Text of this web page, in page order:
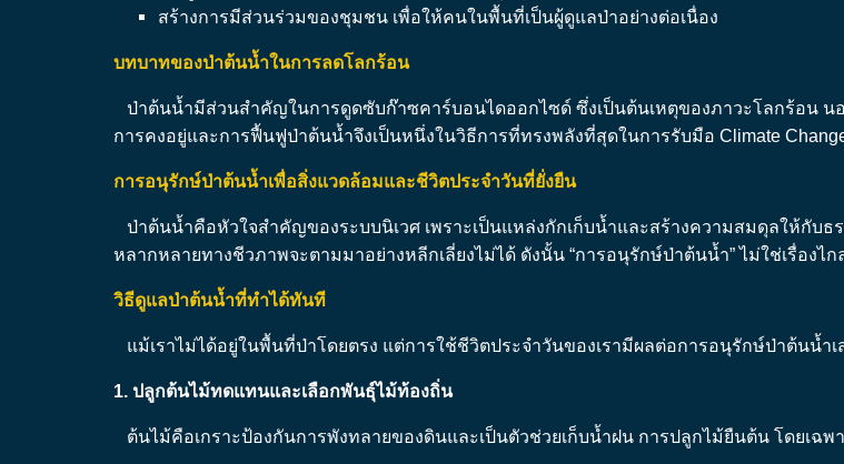
สร้างการมีส่วนร่วมของชุมชน เพื่อให้คนในพื้นที่เป็นผู้ดูแลป่าอย่างต่อเนื่อง
บทบาทของป่าต้นน้ำในการลดโลกร้อน
ป่าต้นน้ำมีส่วนสำคัญในการดูดซับก๊าซคาร์บอนไดออกไซด์ ซึ่งเป็นต้นเหตุของภาวะโลกร้อน
การคงอยู่และการฟื้นฟูป่าต้นน้ำจึงเป็นหนึ่งในวิธีการที่ทรงพลังที่สุดในการรับมือ Climate
การอนุรักษ์ป่าต้นน้ำเพื่อสิ่งแวดล้อมและชีวิตประจำวันที่ยั่งยืน
ป่าต้นน้ำคือหัวใจสำคัญของระบบนิเวศ เพราะเป็นแหล่งกักเก็บน้ำและสร้างความสมดุลให้กับ
หลากหลายทางชีวภาพจะตามมาอย่างหลีกเลี่ยงไม่ได้ ดังนั้น “การอนุรักษ์ป่าต้นน้ำ” ไม่ใช่เรื่อง
วิธีดูแลป่าต้นน้ำที่ทำได้ทันที
แม้เราไม่ได้อยู่ในพื้นที่ป่าโดยตรง แต่การใช้ชีวิตประจำวันของเรามีผลต่อการอนุรักษ์ป่าต้นน้ำ
1. ปลูกต้นไม้ทดแทนและเลือกพันธุ์ไม้ท้องถิ่น
ต้นไม้คือเกราะป้องกันการพังทลายของดินและเป็นตัวช่วยเก็บน้ำฝน การปลูกไม้ยืนต้น โดยเฉ